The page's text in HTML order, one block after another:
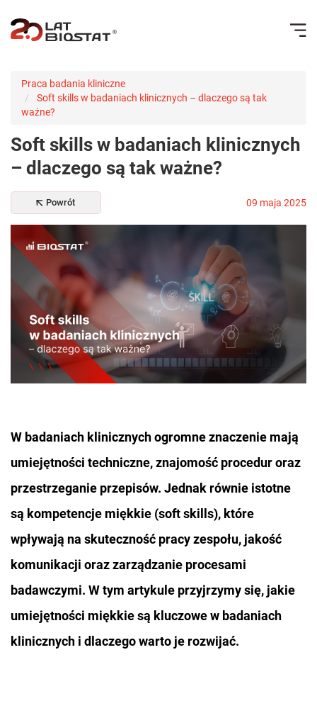
Praca badania kliniczne
Soft skills w badaniach klinicznych – dlaczego są tak
ważne?
Soft skills w badaniach klinicznych
– dlaczego są tak ważne?
Powrót 09 maja 2025
W badaniach klinicznych ogromne znaczenie mają
umiejętności techniczne, znajomość procedur oraz
przestrzeganie przepisów. Jednak równie istotne
są kompetencje miękkie (soft skills), które
wpływają na skuteczność pracy zespołu, jakość
komunikacji oraz zarządzanie procesami
badawczymi. W tym artykule przyjrzymy się, jakie
umiejętności miękkie są kluczowe w badaniach
klinicznych i dlaczego warto je rozwijać.